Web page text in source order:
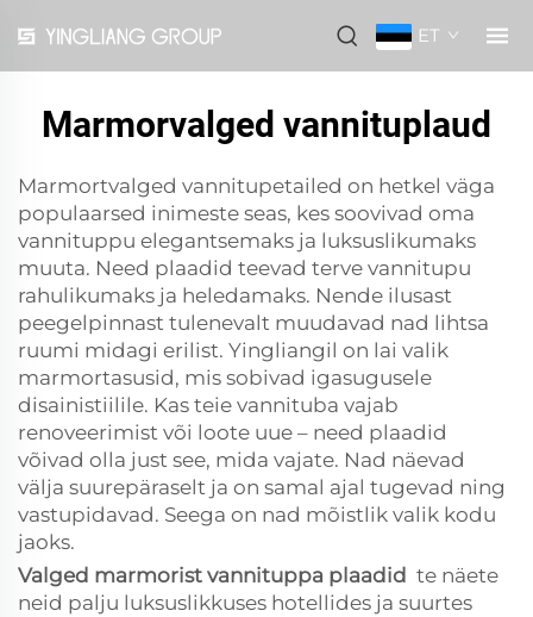
ET
Marmorvalged vannituplaud
Marmortvalged vannitupetailed on hetkel väga
populaarsed inimeste seas, kes soovivad oma
vannituppu elegantsemaks ja luksuslikumaks
muuta. Need plaadid teevad terve vannitupu
rahulikumaks ja heledamaks. Nende ilusast
peegelpinnast tulenevalt muudavad nad lihtsa
ruumi midagi erilist. Yingliangil on lai valik
marmortasusid, mis sobivad igasugusele
disainistiilile. Kas teie vannituba vajab
renoveerimist või loote uue – need plaadid
võivad olla just see, mida vajate. Nad näevad
välja suurepäraselt ja on samal ajal tugevad ning
vastupidavad. Seega on nad mõistlik valik kodu
jaoks.
Valged marmorist vannituppa plaadid te näete
neid palju luksuslikkuses hotellides ja suurtes